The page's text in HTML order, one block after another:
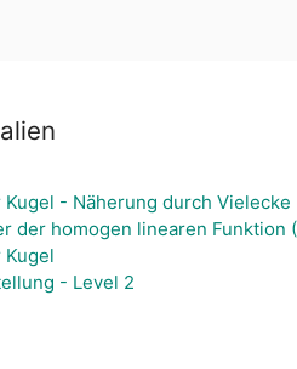
- Näherung durch Vielecke
der homogen linearen Funktion
- Level 2